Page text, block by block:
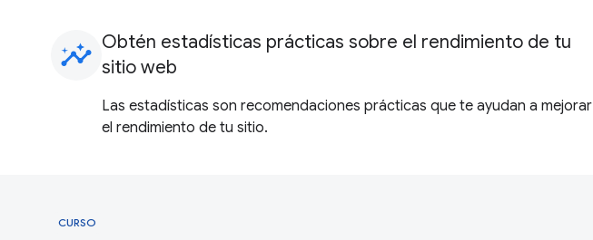
insights Obtén estadísticas prácticas sobre el rendimiento de tu
sitio web
Las estadísticas son recomendaciones prácticas que te ayudan a mejorar
el rendimiento de tu sitio.
CURSO